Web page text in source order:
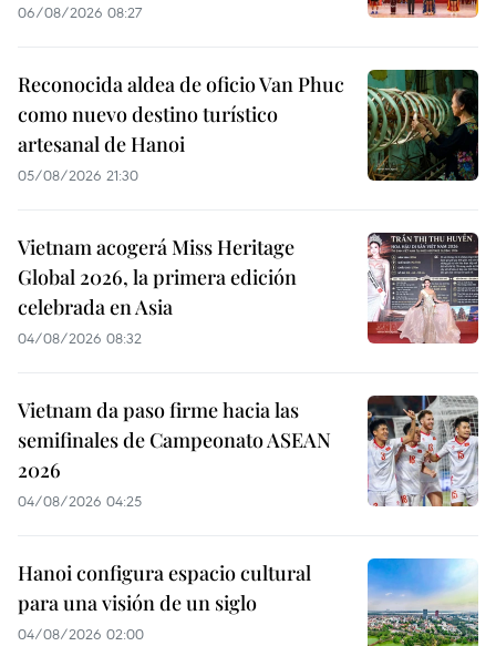
06/08/2026 08:27
Reconocida aldea de oficio Van Phuc
como nuevo destino turístico
artesanal de Hanoi
05/08/2026 21:30
Vietnam acogerá Miss Heritage
Global 2026, la primera edición
celebrada en Asia
04/08/2026 08:32
Vietnam da paso firme hacia las
semifinales de Campeonato ASEAN
2026
04/08/2026 04:25
Hanoi configura espacio cultural
para una visión de un siglo
04/08/2026 02:00